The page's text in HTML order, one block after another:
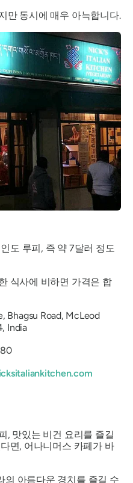
만 동시에 매우 아늑합니다.
도 루피, 즉 약 7달러 정도
식사에 비하면 가격은 합
Bhagsu Road, McLeod
India
, 맛있는 비건 요리를 즐길
면, 어나니머스 카페가 바
의 아름다운 경치를 즐길 수